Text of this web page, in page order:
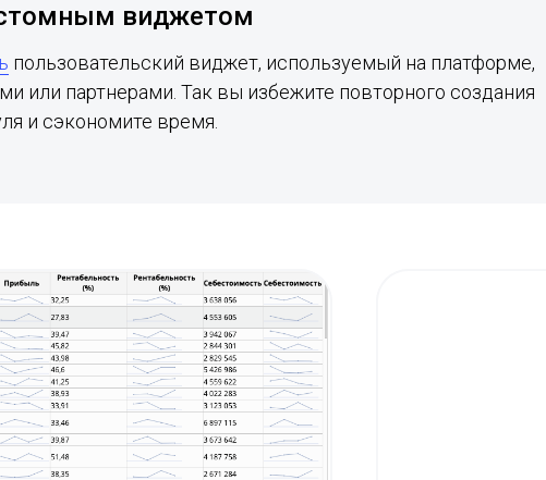
виджетом
пользовательский виджет, используемый на платформе,
или партнерами. Так вы избежите повторного создания
и сэкономите время.